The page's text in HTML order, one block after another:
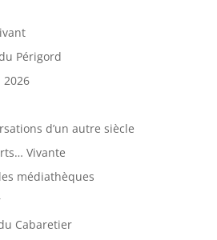
Périgord
2026
d’un autre siècle
Vivante
médiathèques
Cabaretier